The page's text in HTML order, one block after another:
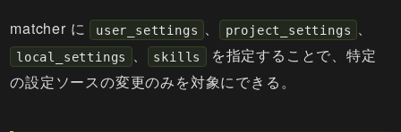
matcher に user_settings 、 project_settings 、
local_settings 、 skills
を指定することで、特定
の設定ソースの変更のみを対象にできる。